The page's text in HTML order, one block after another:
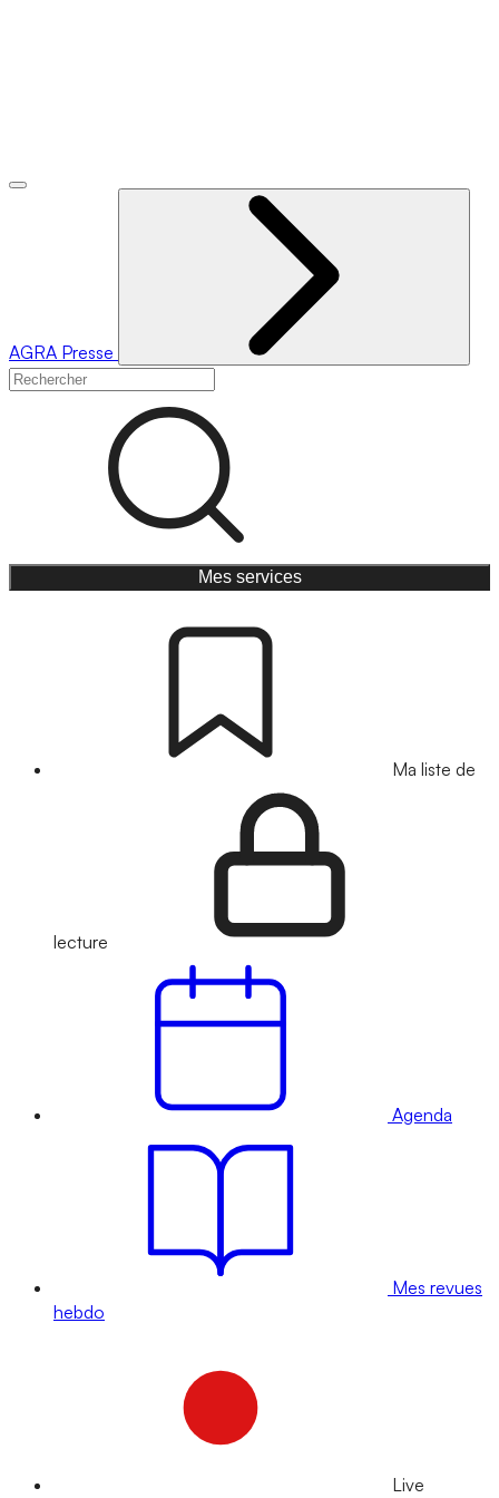
AGRA Presse
Mes services
Ma liste de
lecture
Agenda
Mes revues
hebdo
Live